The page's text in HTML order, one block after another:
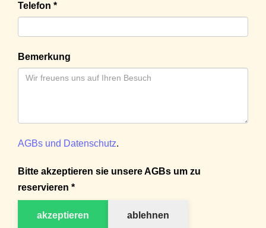
Telefon *
Bemerkung
AGBs und Datenschutz.
Bitte akzeptieren sie unsere AGBs um zu
reservieren *
akzeptieren ablehnen